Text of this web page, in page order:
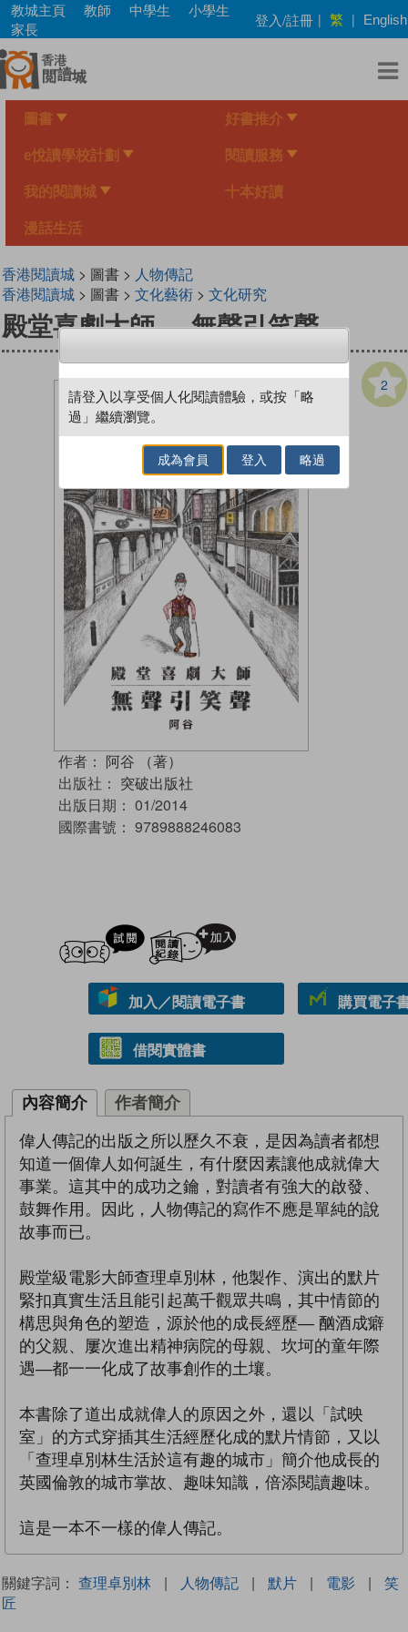
Skip
main
content
教城主頁 教師 中學生
小學生
家長
登入/註冊 | 繁 | English
圖書 好書推介
e悅讀學校計劃 閱讀服務
我的閱讀城 十本好讀
漫話生活
香港閱讀城> 圖書 > 人物傳記
香港閱讀城> 圖書 > 文化藝術> 文化研究
殿堂喜劇大師──無聲引笑聲
2
作者： 阿谷 （著）
出版社： 突破出版社
出版日期： 01/2014
國際書號： 9789888246083
試閲
加入／閱讀電子書 購買電子
借閱實體書
內容簡介 作者簡介
偉人傳記的出版之所以歷久不衰，是因為讀者都想
知道一個偉人如何誕生，有什麼因素讓他成就偉大
事業。這其中的成功之鑰，對讀者有強大的啟發、
鼓舞作用。因此，人物傳記的寫作不應是單純的說
故事而已。
殿堂級電影大師查理卓別林，他製作、演出的默片
緊扣真實生活且能引起萬千觀眾共鳴，其中情節的
構思與角色的塑造，源於他的成長經歷— 酗酒成癖
的父親、屢次進出精神病院的母親、坎坷的童年際
遇—都一一化成了故事創作的土壤。
本書除了道出成就偉人的原因之外，還以「試映
室」的方式穿插其生活經歷化成的默片情節，又以
「查理卓別林生活於這有趣的城市」簡介他成長的
英國倫敦的城市掌故、趣味知識，倍添閱讀趣味。
這是一本不一樣的偉人傳記。
關鍵字詞： 查理卓別林 | 人物傳記 | 默片 | 電影 |
笑
匠
請登入以享受個人化閱讀體驗，或按「略
過」繼續瀏覽。
成為會員 登入 略過